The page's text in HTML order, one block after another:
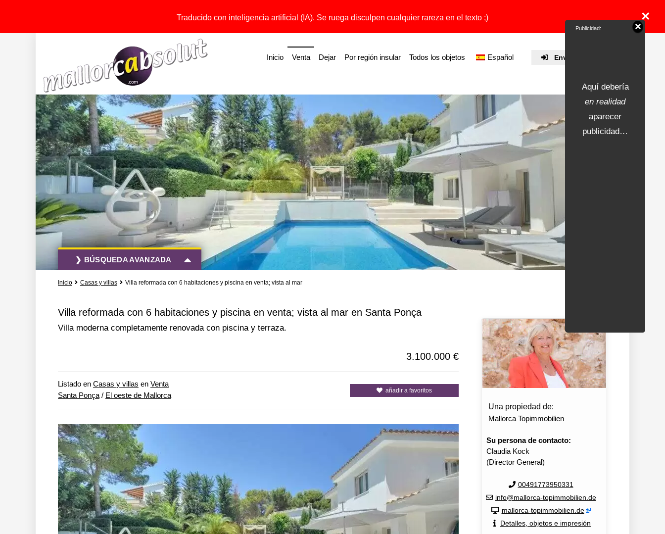
Traducido con inteligencia artificial (IA). Se ruega disculpen cualquier rareza en el texto ;) ×
Enviar propiedad
Inicio Venta Dejar Por región insular Todos los objetos Español
❯ BÚSQUEDA AVANZADA
Todas las acciones Todos los tipos
Más opciones de búsqueda
Inicio Casas y villas Villa reformada con 6 habitaciones y piscina en venta; vista al mar
Villa reformada con 6 habitaciones y piscina en venta; vista al mar en Santa Ponça
Villa moderna completamente renovada con piscina y terraza.
3.100.000 €
Listado en Casas y villas en Venta
Santa Ponça / El oeste de Mallorca
añadir a favoritos
Una propiedad de:
Mallorca Topimmobilien
Su persona de contacto:
Claudia Kock
(Director General)
00491773950331
info@mallorca-topimmobilien.de
mallorca-topimmobilien.de
Detalles, objetos e impresión
Publicidad:
Aquí debería
en realidad
aparecer
publicidad…
×